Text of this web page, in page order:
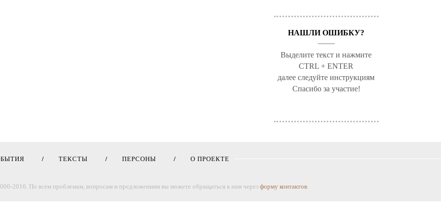
НАШЛИ ОШИБКУ?
Выделите текст и нажмите
CTRL + ENTER
далее следуйте инструкциям
Спасибо за участие!
ТЕКСТЫ ПЕРСОНЫ О ПРОЕКТЕ
2016. По всем проблемам, вопросам и предложениям вы можете обращаться к нам через форму контактов.